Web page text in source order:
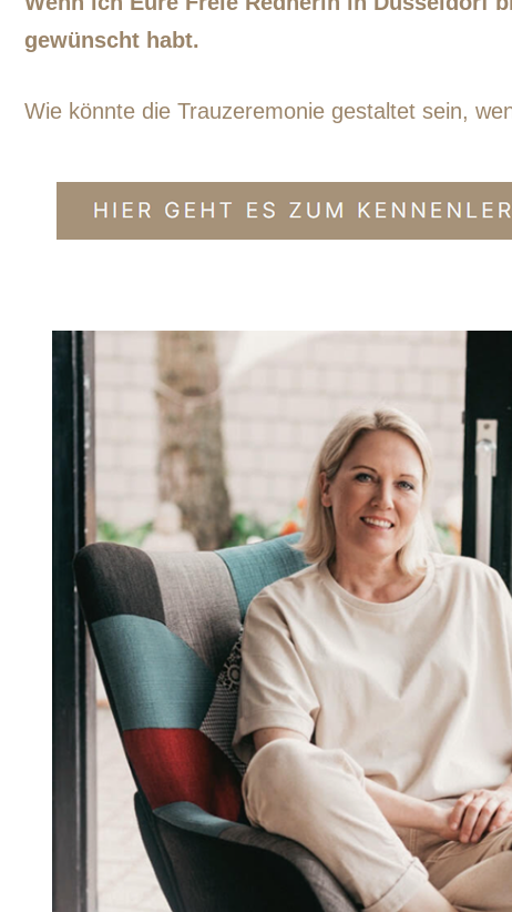
gewünscht habt.
Wie könnte die Trauzeremonie gestaltet sein,